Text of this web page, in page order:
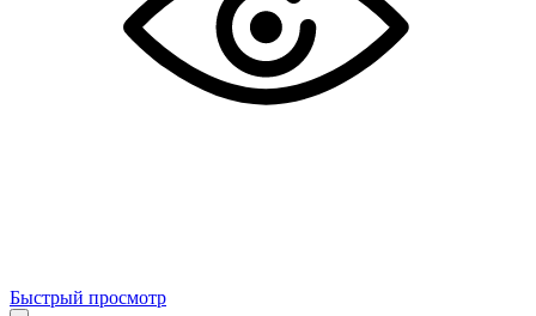
Быстрый просмотр